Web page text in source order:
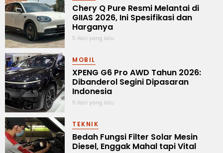
Chery Q Pure Resmi Melantai di
GIIAS 2026, Ini Spesifikasi dan
Harganya
5 Hari yang lalu
MOBIL
XPENG G6 Pro AWD Tahun 2026:
Dibanderol Segini Dipasaran
Indonesia
5 Hari yang lalu
TEKNIK
Bedah Fungsi Filter Solar Mesin
Diesel, Enggak Mahal tapi Vital